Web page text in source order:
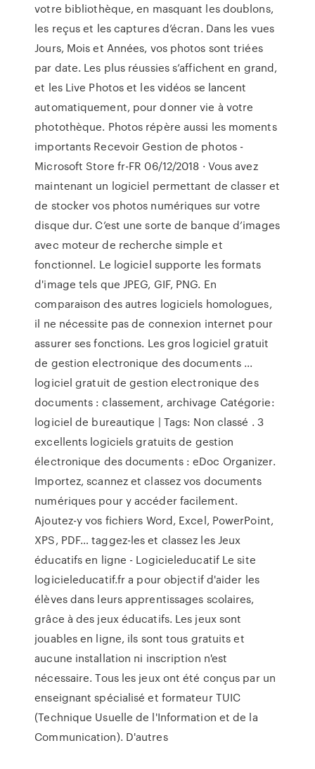
votre bibliothèque, en masquant les doublons,
les reçus et les captures d’écran. Dans les vues
Jours, Mois et Années, vos photos sont triées
par date. Les plus réussies s’affichent en grand,
et les Live Photos et les vidéos se lancent
automatiquement, pour donner vie à votre
photothèque. Photos répère aussi les moments
importants Recevoir Gestion de photos -
Microsoft Store fr-FR 06/12/2018 · Vous avez
maintenant un logiciel permettant de classer et
de stocker vos photos numériques sur votre
disque dur. C’est une sorte de banque d’images
avec moteur de recherche simple et
fonctionnel. Le logiciel supporte les formats
d'image tels que JPEG, GIF, PNG. En
comparaison des autres logiciels homologues,
il ne nécessite pas de connexion internet pour
assurer ses fonctions. Les gros logiciel gratuit
de gestion electronique des documents ...
logiciel gratuit de gestion electronique des
documents : classement, archivage Catégorie:
logiciel de bureautique | Tags: Non classé . 3
excellents logiciels gratuits de gestion
électronique des documents : eDoc Organizer.
Importez, scannez et classez vos documents
numériques pour y accéder facilement.
Ajoutez-y vos fichiers Word, Excel, PowerPoint,
XPS, PDF… taggez-les et classez les Jeux
éducatifs en ligne - Logicieleducatif Le site
logicieleducatif.fr a pour objectif d'aider les
élèves dans leurs apprentissages scolaires,
grâce à des jeux éducatifs. Les jeux sont
jouables en ligne, ils sont tous gratuits et
aucune installation ni inscription n'est
nécessaire. Tous les jeux ont été conçus par un
enseignant spécialisé et formateur TUIC
(Technique Usuelle de l'Information et de la
Communication). D'autres